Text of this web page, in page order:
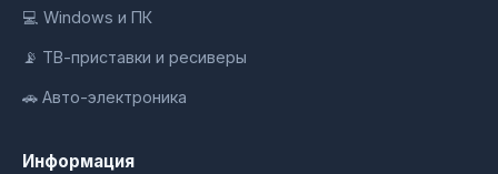
💻 Windows и ПК
📡 ТВ-приставки и ресиверы
🚗 Авто-электроника
Информация